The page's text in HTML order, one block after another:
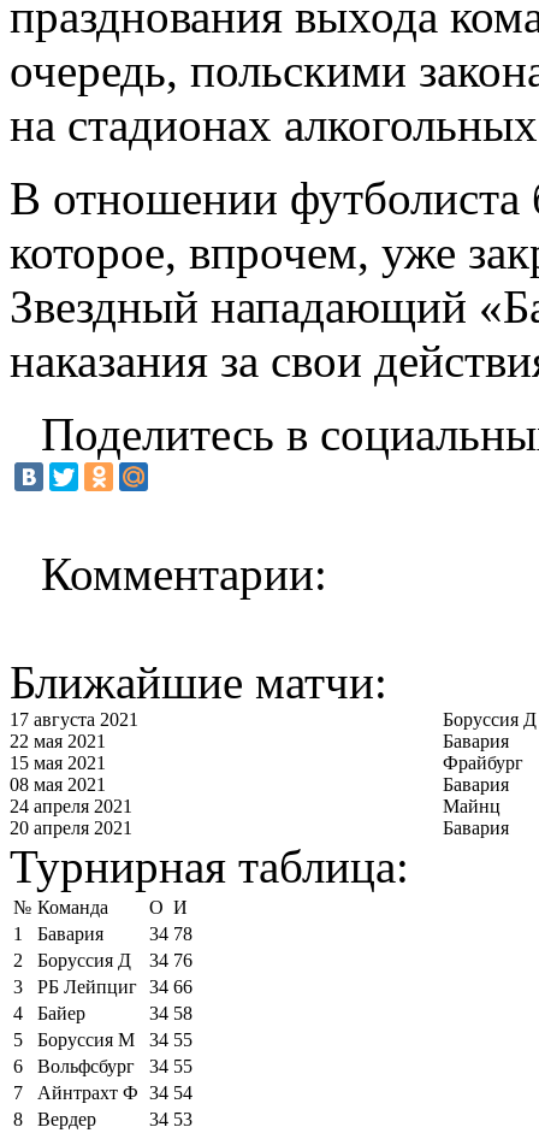
празднования выхода
очередь, польскими
на стадионах
В отношении футболиста
которое, впрочем, уже
Звездный нападающий
наказания за свои
Поделитесь в
Комментарии:
Ближайшие матчи:
17 августа 2021
Боруссия Д
22 мая 2021
Бавария
15 мая 2021
Фрайбург
08 мая 2021
Бавария
24 апреля 2021
Майнц
20 апреля 2021
Бавария
Турнирная таблица:
№ Команда О И
1
Бавария 34 78
2
Боруссия Д 34 76
3
РБ Лейпциг 34 66
4
Байер 34 58
5
Боруссия М 34 55
6
Вольфсбург 34 55
7
Айнтрахт Ф 34 54
8
Вердер 34 53